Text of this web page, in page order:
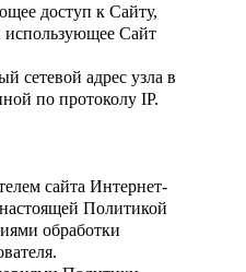
доступ к Сайту,
использующее Сайт
сетевой адрес узла в
по протоколу IP.
сайта Интернет-
настоящей Политикой
обработки